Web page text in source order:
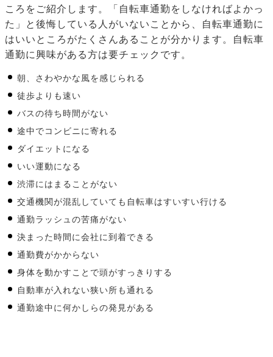
ころをご紹介します。「自転車通勤をしなければよかっ
た」と後悔している人がいないことから、自転車通勤に
はいいところがたくさんあることが分かります。自転車
通勤に興味がある方は要チェックです。
朝、さわやかな風を感じられる
徒歩よりも速い
バスの待ち時間がない
途中でコンビニに寄れる
ダイエットになる
いい運動になる
渋滞にはまることがない
交通機関が混乱していても自転車はすいすい行ける
通勤ラッシュの苦痛がない
決まった時間に会社に到着できる
通勤費がかからない
身体を動かすことで頭がすっきりする
自動車が入れない狭い所も通れる
通勤途中に何かしらの発見がある